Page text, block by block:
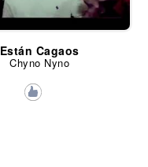
Están Cagaos
Chyno Nyno